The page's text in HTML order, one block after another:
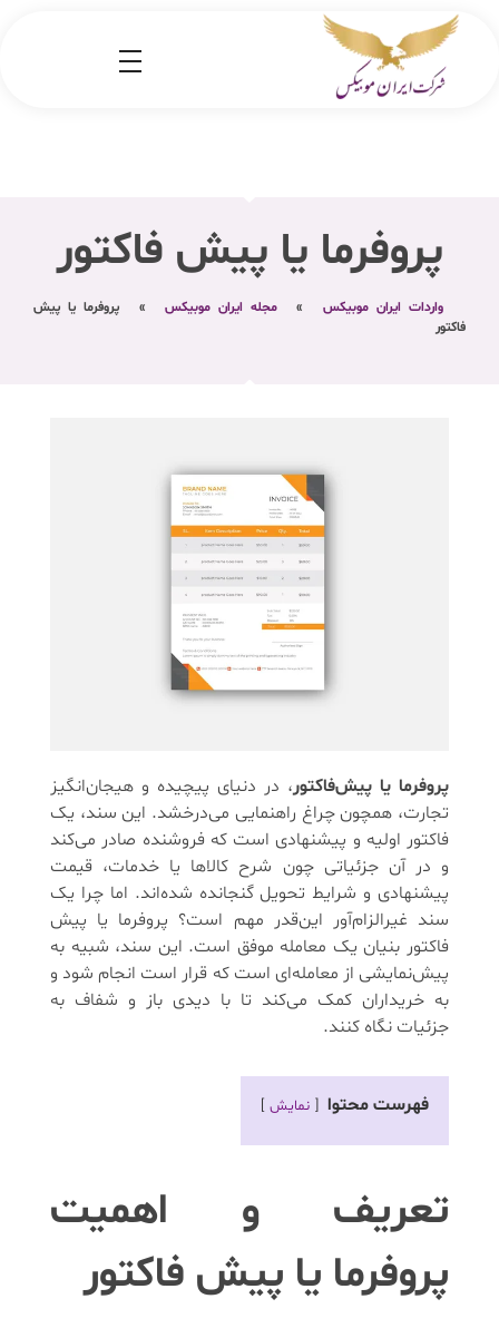
پروفرما یا پیش فاکتور
واردات ایران موبیکس » مجله ایران موبیکس »
پروفرما یا پیش
فاکتور
پروفرما یا پیش‌فاکتور، در دنیای پیچیده و هیجان‌انگیز
تجارت، همچون چراغ راهنمایی می‌درخشد. این سند، یک
فاکتور اولیه و پیشنهادی است که فروشنده صادر می‌کند
و در آن جزئیاتی چون شرح کالاها یا خدمات، قیمت
پیشنهادی و شرایط تحویل گنجانده شده‌اند. اما چرا یک
سند غیرالزام‌آور این‌قدر مهم است؟ پروفرما یا پیش
فاکتور بنیان یک معامله موفق است. این سند، شبیه به
پیش‌نمایشی از معامله‌ای است که قرار است انجام شود و
به خریداران کمک می‌کند تا با دیدی باز و شفاف به
جزئیات نگاه کنند.
فهرست محتوا نمایش
تعریف و اهمیت
پروفرما یا پیش فاکتور